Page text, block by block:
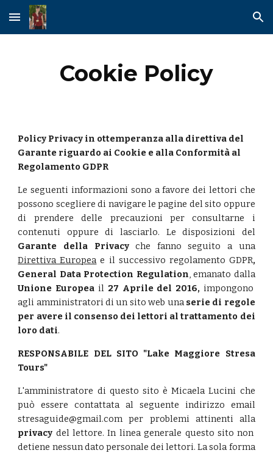
Skip to main content Skip to navigation
Cookie Policy
Policy Privacy in ottemperanza alla direttiva del
Garante riguardo ai Cookie e alla Conformità al
Regolamento GDPR
Le seguenti informazioni sono a favore dei lettori che
possono scegliere di navigare le pagine del sito oppure
di prendere delle precauzioni per consultarne i
contenuti oppure di lasciarlo. Le disposizioni del
Garante della Privacyche fanno seguito a una
Direttiva Europeae il successivo regolamento GDPR,
General Data Protection Regulation, emanato dalla
Unione Europea il 27 Aprile del 2016, impongono
agli amministratori di un sito web unaserie di regole
per avere il consenso dei lettori al trattamento dei
loro dati.
RESPONSABILE DEL SITO "Lake Maggiore Stresa
Tours"
L'amministratore di questo sito è Micaela Lucini che
può essere contattata al seguente indirizzo email
stresaguide@gmail.com per problemi attinenti alla
privacy del lettore. In linea generale questo sito non
detiene nessun dato personale dei lettori. La sola forma